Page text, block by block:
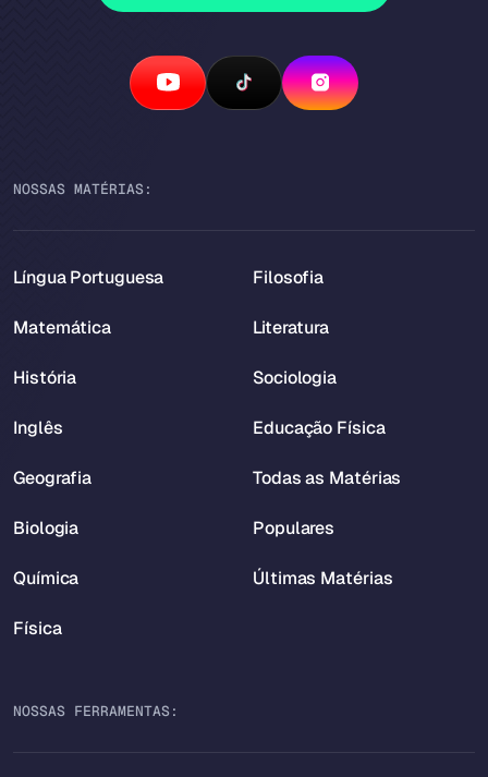
NOSSAS MATÉRIAS:
Língua Portuguesa
Matemática
História
Inglês
Geografia
Biologia
Química
Física
Filosofia
Literatura
Sociologia
Educação Física
Todas as Matérias
Populares
Últimas Matérias
NOSSAS FERRAMENTAS: